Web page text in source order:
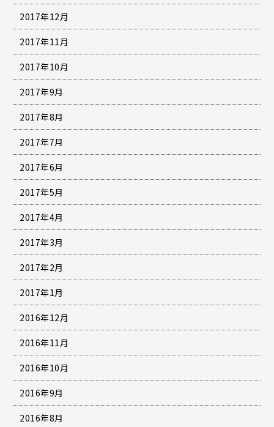
2017年12月
2017年11月
2017年10月
2017年9月
2017年8月
2017年7月
2017年6月
2017年5月
2017年4月
2017年3月
2017年2月
2017年1月
2016年12月
2016年11月
2016年10月
2016年9月
2016年8月